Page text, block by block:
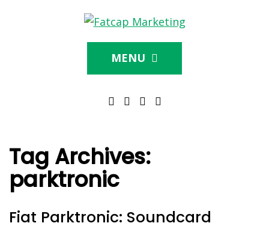
MENU
Tag Archives:
parktronic
Fiat Parktronic: Soundcard